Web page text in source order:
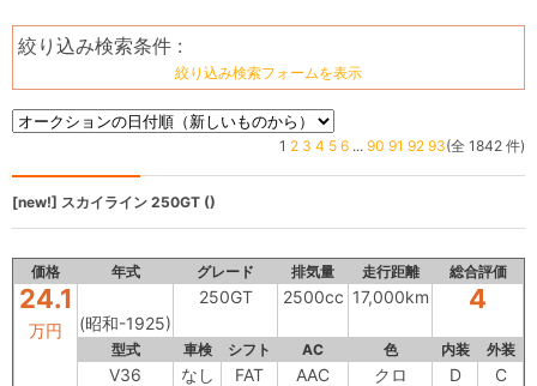
絞り込み検索条件 :
絞り込み検索フォームを表示
1 2 3 4 5 6 ... 90 91 92 93(全 1842 件)
[new!] スカイライン 250GT ()
価格 年式 グレード 排気量 走行距離 総合評価
24.1
万円 (昭和-1925)
250GT 2500cc 17,000km 4
型式 車検 シフト AC 色 内装 外装
V36 なし FAT AAC クロ D C